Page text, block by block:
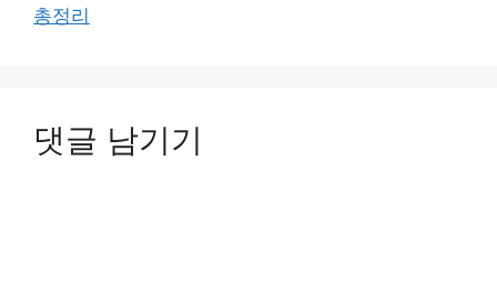
총정리
댓글 남기기